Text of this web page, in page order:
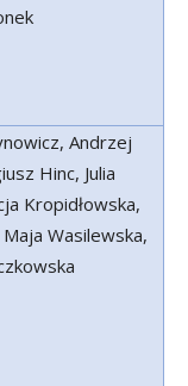
Andrzej
Hinc, Julia
Kropidłowska,
Wasilewska,